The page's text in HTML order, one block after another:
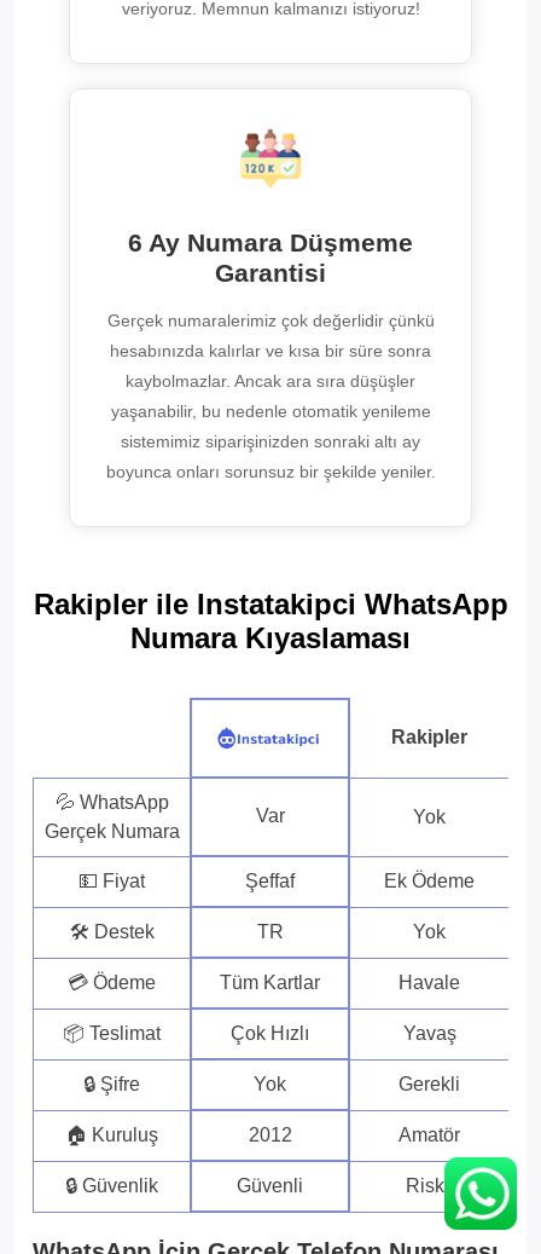
veriyoruz. Memnun kalmanızı istiyoruz!
6 Ay Numara Düşmeme
Garantisi
Gerçek numaralerimiz çok değerlidir çünkü
hesabınızda kalırlar ve kısa bir süre sonra
kaybolmazlar. Ancak ara sıra düşüşler
yaşanabilir, bu nedenle otomatik yenileme
sistemimiz siparişinizden sonraki altı ay
boyunca onları sorunsuz bir şekilde yeniler.
Rakipler ile Instatakipci WhatsApp
Numara Kıyaslaması
Rakipler
💦 WhatsApp
Gerçek Numara
Var Yok
💵 Fiyat Şeffaf Ek Ödeme
🛠 Destek TR Yok
💳 Ödeme Tüm Kartlar Havale
📦 Teslimat Çok Hızlı Yavaş
🔒 Şifre Yok Gerekli
🏠 Kuruluş 2012 Amatör
🔒 Güvenlik Güvenli Riskli